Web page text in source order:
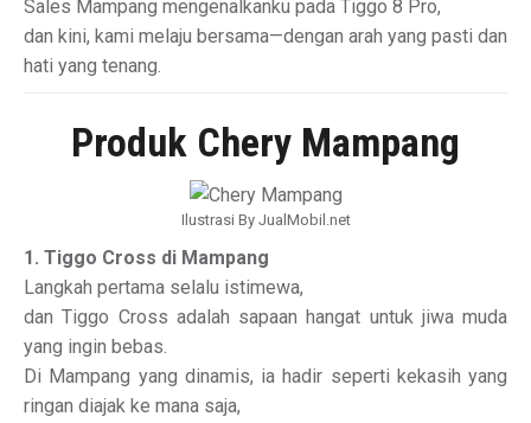
Sales Mampang mengenalkanku pada Tiggo 8 Pro,
dan kini, kami melaju bersama—dengan arah yang pasti dan
hati yang tenang.
Produk Chery Mampang
Ilustrasi By JualMobil.net
1. Tiggo Cross di Mampang
Langkah pertama selalu istimewa,
dan Tiggo Cross adalah sapaan hangat untuk jiwa muda
yang ingin bebas.
Di Mampang yang dinamis, ia hadir seperti kekasih yang
ringan diajak ke mana saja,